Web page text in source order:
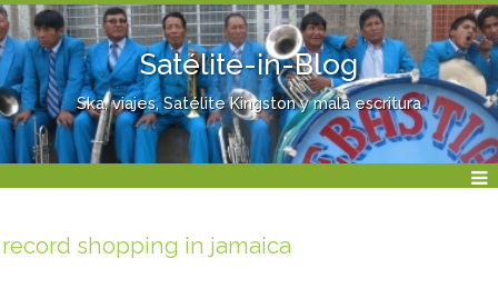
Satélite-in-Blog
Ska, viajes, Satélite Kingston y mala escritura
record shopping in jamaica